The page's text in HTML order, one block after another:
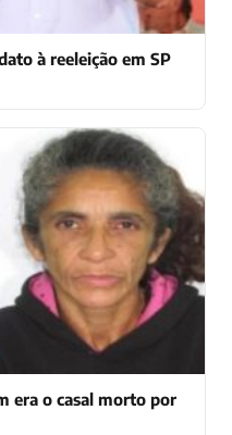
à reeleição em SP
era o casal morto por